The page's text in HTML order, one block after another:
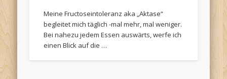
Meine Fructoseintoleranz aka „Aktase“
begleitet mich täglich -mal mehr, mal weniger.
Bei nahezu jedem Essen auswärts, werfe ich
einen Blick auf die …